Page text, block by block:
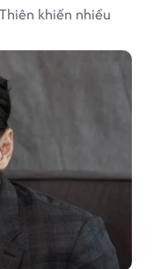
khiến nhiều